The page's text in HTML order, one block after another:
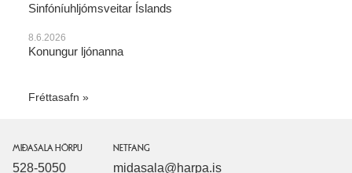
Sinfóníuhljómsveitar Íslands
8.6.2026
Konungur ljónanna
Fréttasafn
MIÐASALA HÖRPU
528-5050
NETFANG
midasala@harpa.is